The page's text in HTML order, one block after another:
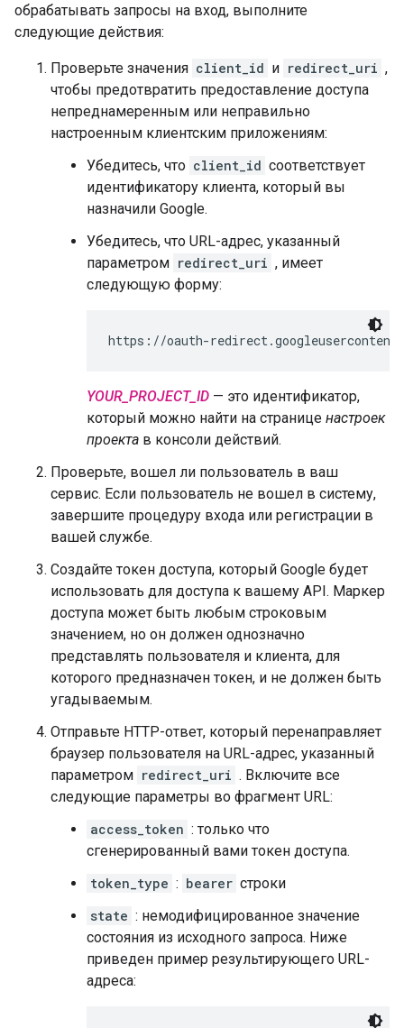
обрабатывать запросы на вход, выполните
следующие действия:
Проверьте значения client_id и redirect_uri ,
чтобы предотвратить предоставление доступа
непреднамеренным или неправильно
настроенным клиентским приложениям:
Убедитесь, что client_id соответствует
идентификатору клиента, который вы
назначили Google.
Убедитесь, что URL-адрес, указанный
параметром redirect_uri , имеет
следующую форму:
https://oauth-
YOUR_PROJECT_ID — это идентификатор,
который можно найти на странице настроек
проекта в консоли действий.
Проверьте, вошел ли пользователь в ваш
сервис. Если пользователь не вошел в систему,
завершите процедуру входа или регистрации в
вашей службе.
Создайте токен доступа, который Google будет
использовать для доступа к вашему API. Маркер
доступа может быть любым строковым
значением, но он должен однозначно
представлять пользователя и клиента, для
которого предназначен токен, и не должен быть
угадываемым.
Отправьте HTTP-ответ, который перенаправляет
браузер пользователя на URL-адрес, указанный
параметром redirect_uri . Включите все
следующие параметры во фрагмент URL:
access_token : только что
сгенерированный вами токен доступа.
token_type : bearer строки
state : немодифицированное значение
состояния из исходного запроса. Ниже
приведен пример результирующего URL-
адреса: